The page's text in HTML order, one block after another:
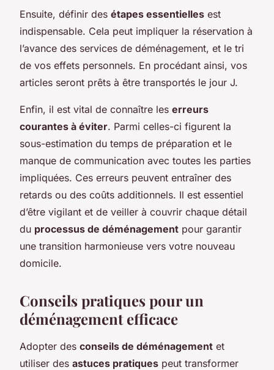
Ensuite, définir des étapes essentielles est
indispensable. Cela peut impliquer la réservation à
l’avance des services de déménagement, et le tri
de vos effets personnels. En procédant ainsi, vos
articles seront prêts à être transportés le jour J.
Enfin, il est vital de connaître les erreurs
courantes à éviter. Parmi celles-ci figurent la
sous-estimation du temps de préparation et le
manque de communication avec toutes les parties
impliquées. Ces erreurs peuvent entraîner des
retards ou des coûts additionnels. Il est essentiel
d’être vigilant et de veiller à couvrir chaque détail
du processus de déménagement pour garantir
une transition harmonieuse vers votre nouveau
domicile.
Conseils pratiques pour un
déménagement efficace
Adopter des conseils de déménagement et
utiliser des astuces pratiques peut transformer